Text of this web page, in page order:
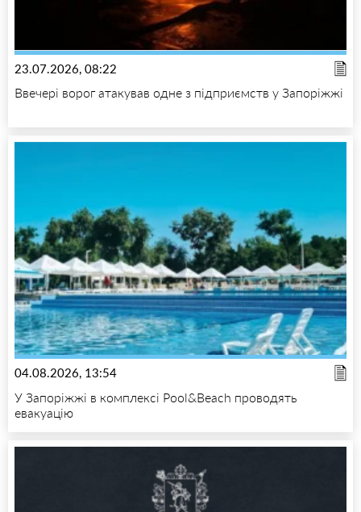
23.07.2026, 08:22
Ввечері ворог атакував одне з підприємств у Запоріжжі
04.08.2026, 13:54
У Запоріжжі в комплексі Pool&Beach проводять
евакуацію